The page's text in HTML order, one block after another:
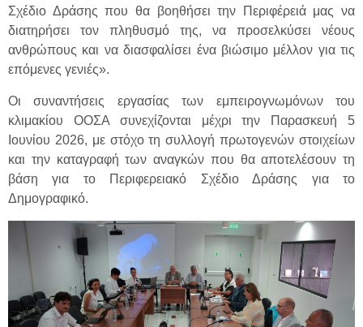
Σχέδιο Δράσης που θα βοηθήσει την Περιφέρειά μας να
διατηρήσει τον πληθυσμό της, να προσελκύσει νέους
ανθρώπους και να διασφαλίσει ένα βιώσιμο μέλλον για τις
επόμενες γενιές».
Οι συναντήσεις εργασίας των εμπειρογνωμόνων του
κλιμακίου ΟΟΣΑ συνεχίζονται μέχρι την Παρασκευή 5
Ιουνίου 2026, με στόχο τη συλλογή πρωτογενών στοιχείων
και την καταγραφή των αναγκών που θα αποτελέσουν τη
βάση για το Περιφερειακό Σχέδιο Δράσης για το
Δημογραφικό.